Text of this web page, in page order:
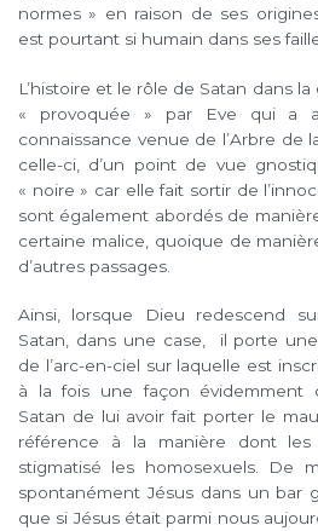
normes » en raison de ses
est pourtant si humain dans ses
L’histoire et le rôle de Satan dans
« provoquée » par Eve qui a
connaissance venue de l’Arbre de
celle-ci, d’un point de vue
« noire » car elle fait sortir de
sont également abordés de
certaine malice, quoique de
d’autres passages.
Ainsi, lorsque Dieu redescend
Satan, dans une case, il porte
de l’arc-en-ciel sur laquelle est
à la fois une façon évidemment
Satan de lui avoir fait porter le
référence à la manière dont
stigmatisé les homosexuels. De
spontanément Jésus dans un bar
que si Jésus était parmi nous